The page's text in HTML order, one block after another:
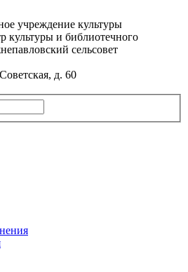
учреждение культуры
культуры и библиотечного
сельсовет
д. 60